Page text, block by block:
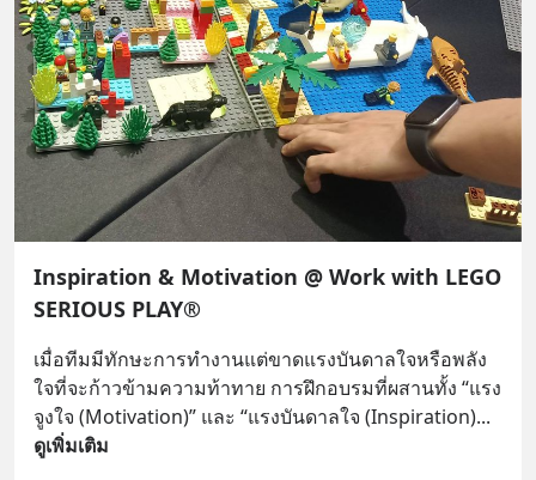
Inspiration & Motivation @ Work with LEGO
SERIOUS PLAY®
เมื่อทีมมีทักษะการทำงานแต่ขาดแรงบันดาลใจหรือพลัง
ใจที่จะก้าวข้ามความท้าทาย การฝึกอบรมที่ผสานทั้ง “แรง
จูงใจ (Motivation)” และ “แรงบันดาลใจ (Inspiration)...
ดูเพิ่มเติม